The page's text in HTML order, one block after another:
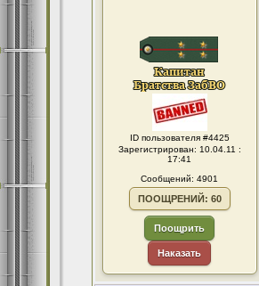
ID пользователя #4425
Зарегистрирован: 10.04.11 :
17:41
Сообщений: 4901
ПООЩРЕНИЙ: 60
Поощрить
Наказать